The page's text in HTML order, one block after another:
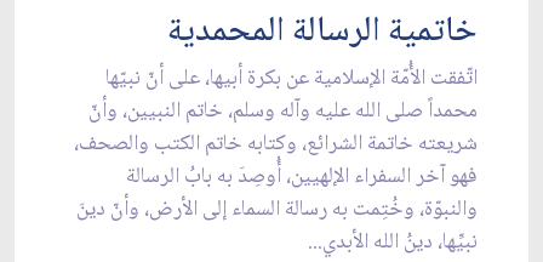
خاتمية الرسالة المحمدية
اتّفقت الأُمّة الإسلامية عن بكرة أبيها، على أنّ نبيّها
محمداً صلى الله عليه وآله وسلم، خاتم النبيين، وأنّ
شريعته خاتمة الشرائع، وكتابه خاتم الكتب والصحف،
فهو آخر السفراء الإلهيين، أُوصِدَ به بابُ الرسالة
والنبوّة، وخُتِمت به رسالة السماء إلى الأرض، وأنّ دينَ
نبيِّها، دينُ الله الأبدي...